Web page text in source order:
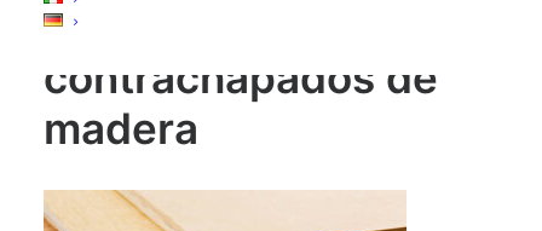
los tableros
contrachapados de
madera